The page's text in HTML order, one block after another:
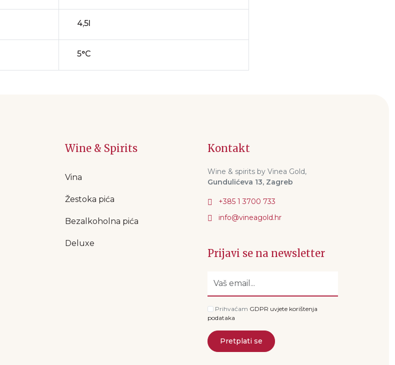
4,5l
5°C
Wine & Spirits
Vina
Žestoka pića
Bezalkoholna pića
Deluxe
Kontakt
Wine & spirits by Vinea Gold,
Gundulićeva 13, Zagreb
+385 1 3700 733
Prijavi se na newsletter
Prihvaćam GDPR uvjete korištenja
podataka
Pretplati se